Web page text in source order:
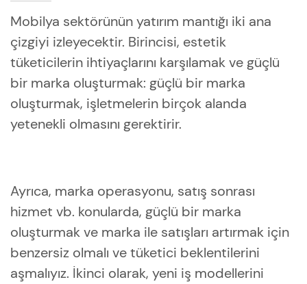
Mobilya sektörünün yatırım mantığı iki ana
çizgiyi izleyecektir. Birincisi, estetik
tüketicilerin ihtiyaçlarını karşılamak ve güçlü
bir marka oluşturmak: güçlü bir marka
oluşturmak, işletmelerin birçok alanda
yetenekli olmasını gerektirir.
Ayrıca, marka operasyonu, satış sonrası
hizmet vb. konularda, güçlü bir marka
oluşturmak ve marka ile satışları artırmak için
benzersiz olmalı ve tüketici beklentilerini
aşmalıyız. İkinci olarak, yeni iş modellerini